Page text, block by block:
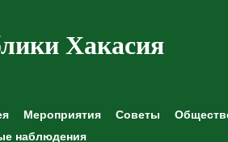
Хакасия
Мероприятия Советы
наблюдения